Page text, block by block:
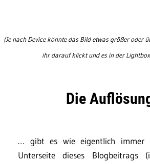
(Je nach Device könnte das Bild etwas größer oder
ihr darauf klickt und es in der
Die
… gibt es wie eigentlich immer
Unterseite dieses Blogbeitrags